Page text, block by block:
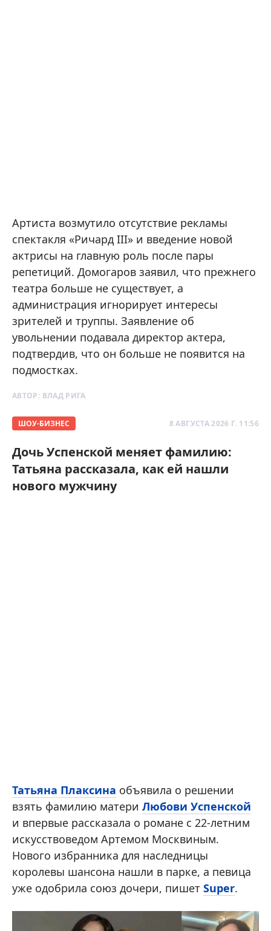
Артиста возмутило отсутствие рекламы
спектакля «Ричард III» и введение новой
актрисы на главную роль после пары
репетиций. Домогаров заявил, что прежнего
театра больше не существует, а
администрация игнорирует интересы
зрителей и труппы. Заявление об
увольнении подавала директор актера,
подтвердив, что он больше не появится на
подмостках.
АВТОР: ВЛАД РИГА
ШОУ-БИЗНЕС 8 АВГУСТА 2026 Г. 11:56
Дочь Успенской меняет фамилию:
Татьяна рассказала, как ей нашли
нового мужчину
Татьяна Плаксина объявила о решении
взять фамилию матери Любови Успенской
и впервые рассказала о романе с 22-летним
искусствоведом Артемом Москвиным.
Нового избранника для наследницы
королевы шансона нашли в парке, а певица
уже одобрила союз дочери, пишет Super.